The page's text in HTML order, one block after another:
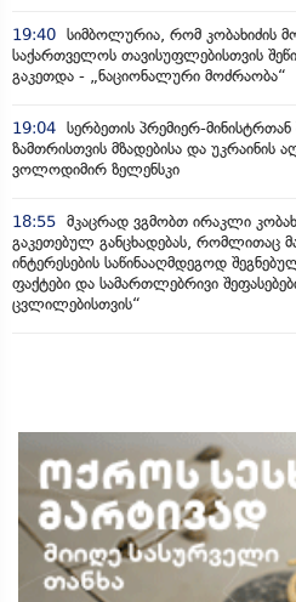
19:40 სიმბოლურია, რომ კობახიძის
საქართველოს თავისუფლებისთვის
გაკეთდა - „ნაციონალური მოძრაობა“
19:04 სერბეთის პრემიერ-
ზამთრისთვის მზადებისა და უკრაინის
ვოლოდიმირ ზელენსკი
18:55 მკაცრად ვგმობთ ირაკლი
გაკეთებულ განცხადებას, რომლითაც
ინტერესების საწინააღმდეგოდ
ფაქტები და სამართლებრივი
ცვლილებისთვის“